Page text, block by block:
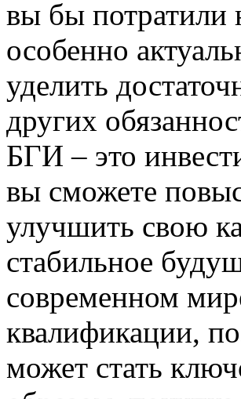
вы бы потратили
особенно
уделить
других
БГИ – это
вы сможете
улучшить свою
стабильное
современном
квалификации,
может стать